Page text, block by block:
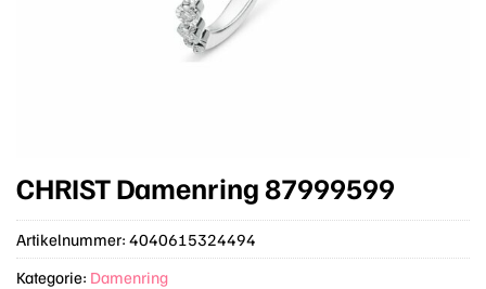
CHRIST Damenring 87999599
Artikelnummer: 4040615324494
Kategorie: Damenring